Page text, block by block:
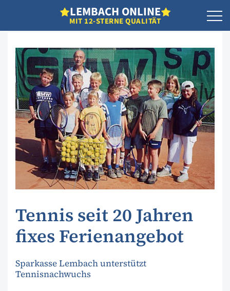
LEMBACH ONLINE
MIT 12-STERNE QUALITÄT
Tennis seit 20 Jahren
fixes Ferienangebot
Sparkasse Lembach unterstützt
Tennisnachwuchs